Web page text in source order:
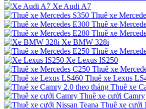
Xe Audi A7
Thuê xe
Thuê xe
Thuê xe
Xe BMW 328i
Thuê xe
Xe Lexus IS250
Thuê xe
Thuê xe Lexus
Thuê xe
Thuê xe cưới Camry
Thuê xe cưới